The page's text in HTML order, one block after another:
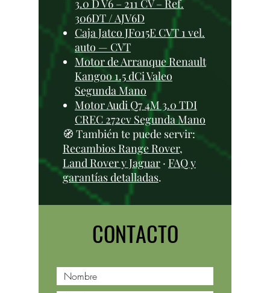
3.0 D V6 – 211 CV – Ref.
306DT / AJV6D
Caja Jatco JF015E CVT 1 vel.
auto — CVT
Motor de Arranque Renault
Kangoo 1.5 dCi Valeo
Segunda Mano
Motor Audi Q7 4M 3.0 TDI
CREC 272cv Segunda Mano
🧭 También te puede servir:
Recambios Range Rover,
Land Rover y Jaguar · FAQ y
garantías detalladas.
CONTACTO